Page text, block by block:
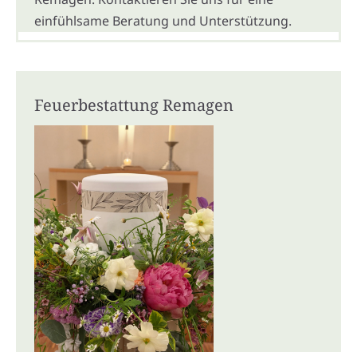
einfühlsame Beratung und Unterstützung.
Feuerbestattung Remagen